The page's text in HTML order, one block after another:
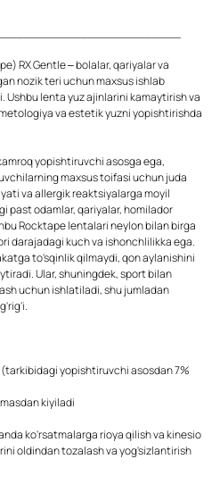
RX Gentle – bolalar, qariyalar va
nozik teri uchun maxsus ishlab
Ushbu lenta yuz ajinlarini kamaytirish va
va estetik yuzni yopishtirishda
yopishtiruvchi asosga ega,
maxsus toifasi uchun juda
va allergik reaktsiyalarga moyil
past odamlar, qariyalar, homilador
Rocktape lentalari neylon bilan birga
darajadagi kuch va ishonchlilikka ega.
to'sqinlik qilmaydi, qon aylanishini
Ular, shuningdek, sport bilan
uchun ishlatiladi, shu jumladan
yopishtiruvchi asosdan 7%
kiyiladi
ko'rsatmalarga rioya qilish va kinesio
oldindan tozalash va yog'sizlantirish